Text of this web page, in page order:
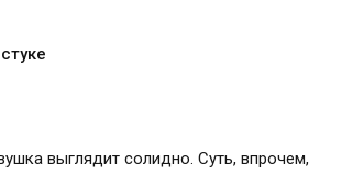
выглядит солидно. Суть, впрочем,